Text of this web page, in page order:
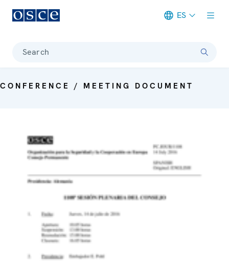
ES
Search
CONFERENCE / MEETING DOCUMENT